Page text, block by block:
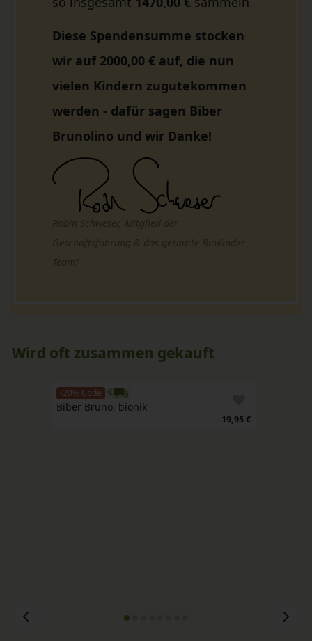
Diese Spendensumme stocken
wir auf 2000,00 € auf, die nun
vielen Kindern zugutekommen
werden - dafür sagen Biber
Brunolino und wir Danke!
Wird oft zusammen gekauft
-20% Code
Biber Bruno, bionik
19,95 €